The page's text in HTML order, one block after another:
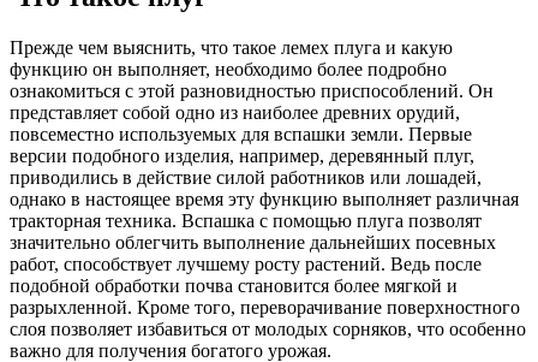
Прежде чем выяснить, что такое лемех плуга и какую
функцию он выполняет, необходимо более подробно
ознакомиться с этой разновидностью приспособлений. Он
представляет собой одно из наиболее древних орудий,
повсеместно используемых для вспашки земли. Первые
версии подобного изделия, например, деревянный плуг,
приводились в действие силой работников или лошадей,
однако в настоящее время эту функцию выполняет различная
тракторная техника. Вспашка с помощью плуга позволят
значительно облегчить выполнение дальнейших посевных
работ, способствует лучшему росту растений. Ведь после
подобной обработки почва становится более мягкой и
разрыхленной. Кроме того, переворачивание поверхностного
слоя позволяет избавиться от молодых сорняков, что особенно
важно для получения богатого урожая.